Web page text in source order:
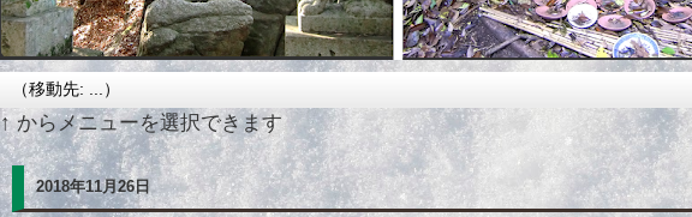
↑ からメニューを選択できます
2018年11月26日